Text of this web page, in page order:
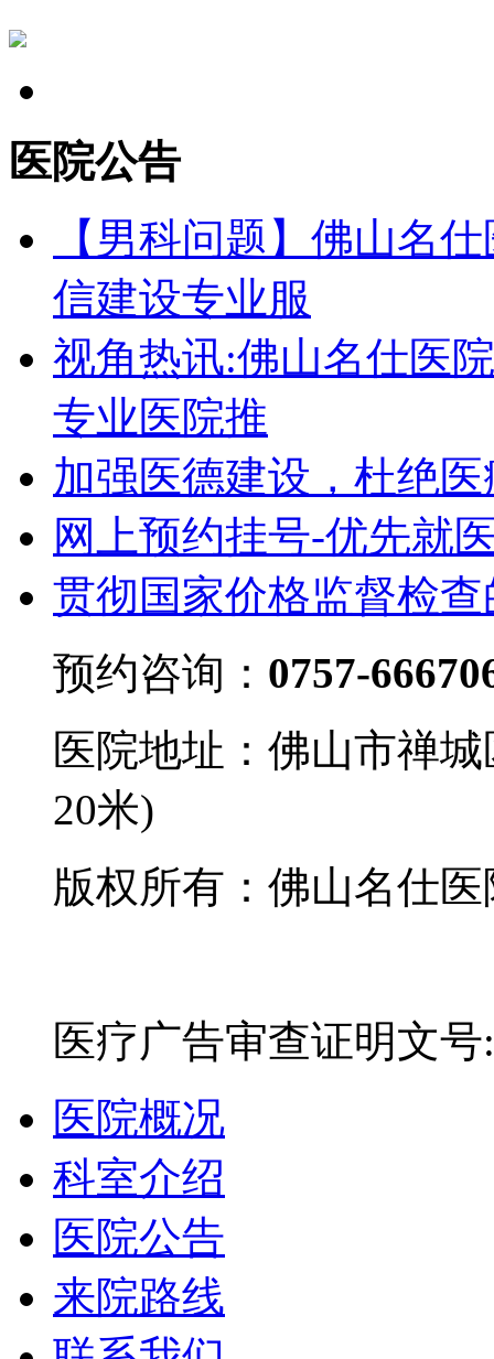
医院公告
【男科问题】佛山名
信建设专业服
视角热讯:佛山名仕医
专业医院推
加强医德建设，杜绝
网上预约挂号-优先就
贯彻国家价格监督检
预约咨询： 0757-
医院地址：佛山市禅
20米)
版权所有：佛山名仕
医疗广告审查证明文
医院概况
科室介绍
医院公告
来院路线